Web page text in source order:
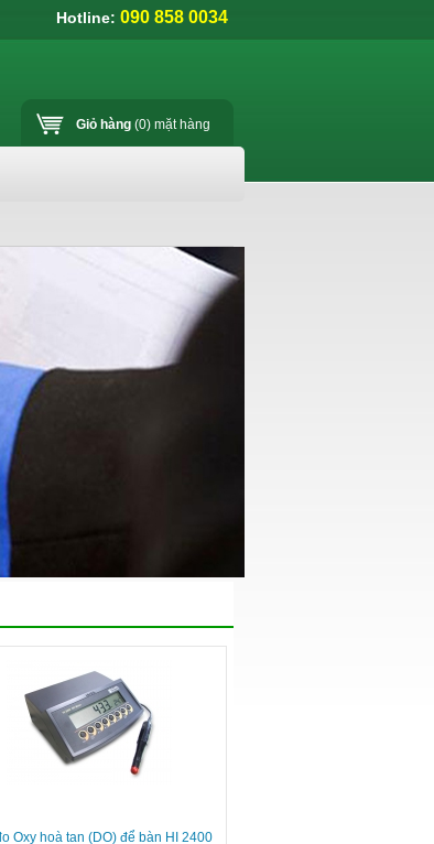
Hotline: 090 858 0034
Giỏ hàng (0) mặt hàng
Oxy hoà tan (DO) để bàn HI 2400